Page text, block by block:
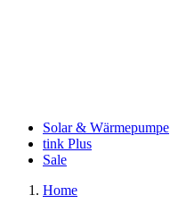
Solar & Wärmepumpe
tink Plus
Sale
Home